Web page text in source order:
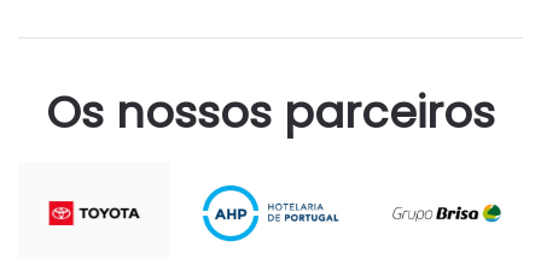
Os nossos parceiros